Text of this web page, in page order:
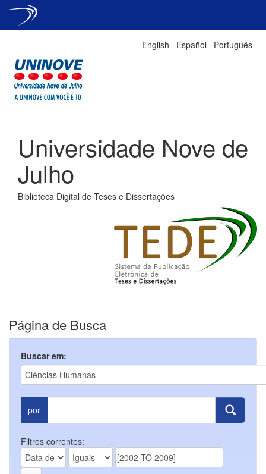
English Español Português
Universidade Nove de
Julho
Biblioteca Digital de Teses e Dissertações
Página de Busca
Buscar em:
por
Filtros correntes: